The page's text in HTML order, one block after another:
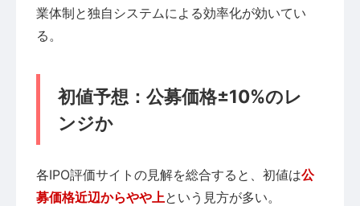
業体制と独自システムによる効率化が効いてい
る。
初値予想：公募価格±10%のレ
ンジか
各IPO評価サイトの見解を総合すると、初値は公
募価格近辺からやや上という見方が多い。